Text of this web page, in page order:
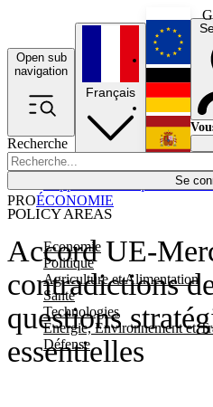
Open sub
navigation
Recherche
Se
POLICY AREAS
Economie
Politique
Agriculture et Alimentation
Santé
Technologies
Energie, Environnement et
Défense
Français
Accord UE-
contradictions
questions
essentielles
PROÉCONOMIE